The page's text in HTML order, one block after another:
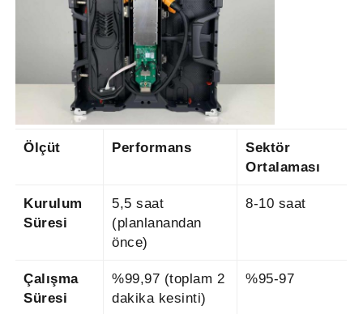
Ölçüt Performans
Sektör
Ortalaması
Kurulum
Süresi
5,5 saat
(planlanandan
önce)
8-10 saat
Çalışma
Süresi
%99,97 (toplam 2
dakika kesinti)
%95-97